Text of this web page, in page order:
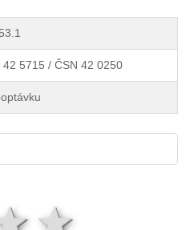
42 5715 / ČSN 42 0250